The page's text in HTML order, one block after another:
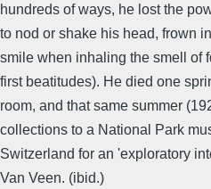
hundreds of ways, he lost the
to nod or shake his head, frown
smile when inhaling the smell of
first beatitudes). He died one
room, and that same summer
collections to a National Park
Switzerland for an 'exploratory
Van Veen. (ibid.)